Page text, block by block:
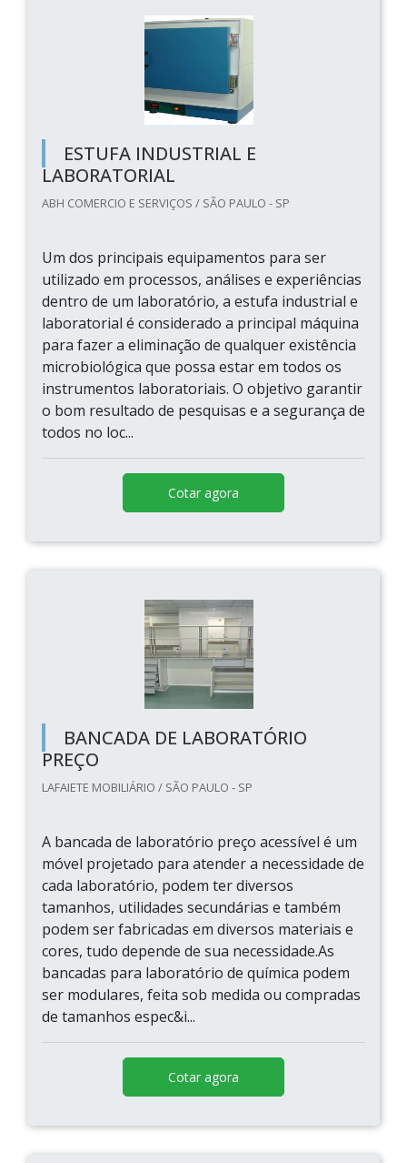
ESTUFA INDUSTRIAL E
LABORATORIAL
ABH COMERCIO E SERVIÇOS / SÃO PAULO - SP
Um dos principais equipamentos para ser
utilizado em processos, análises e experiências
dentro de um laboratório, a estufa industrial e
laboratorial é considerado a principal máquina
para fazer a eliminação de qualquer existência
microbiológica que possa estar em todos os
instrumentos laboratoriais. O objetivo garantir
o bom resultado de pesquisas e a segurança de
todos no loc...
Cotar agora
BANCADA DE LABORATÓRIO
PREÇO
LAFAIETE MOBILIÁRIO / SÃO PAULO - SP
A bancada de laboratório preço acessível é um
móvel projetado para atender a necessidade de
cada laboratório, podem ter diversos
tamanhos, utilidades secundárias e também
podem ser fabricadas em diversos materiais e
cores, tudo depende de sua necessidade.As
bancadas para laboratório de química podem
ser modulares, feita sob medida ou compradas
de tamanhos espec&i...
Cotar agora